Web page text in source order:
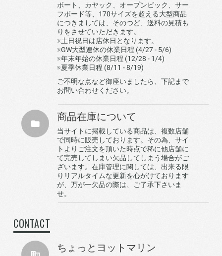
ボート、カヤック、オープンビック、サー
フボード等、170サイズを超える大型商品
につきましては、そのつど、送料の見積も
りをさせていただきます。
※土日祝日は店休日となります。
※GW大型連休の休業日程 (4/27 - 5/6)
※年末年始の休業日程 (12/28 - 1/4)
※夏季休業日程 (8/11 - 8/19)
ご不明な点など御座いましたら、下記まで
お問い合わせください。
商品在庫について
当サイトに掲載している商品は、複数店舗
で同時に販売しております。その為、サイ
トよりご注文を頂いた時点で稀に他店舗に
て完売してしまい欠品してしまう場合がご
ざいます。在庫管理に関しては、出来る限
りリアルタイムな更新を心がけております
が、万が一欠品の際は、ご了承下さいま
せ。
CONTACT
ちょっとヨットマリン